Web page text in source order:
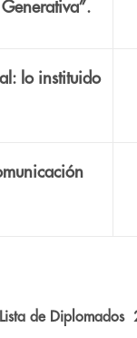
lo instituido
Lista de Diplomados